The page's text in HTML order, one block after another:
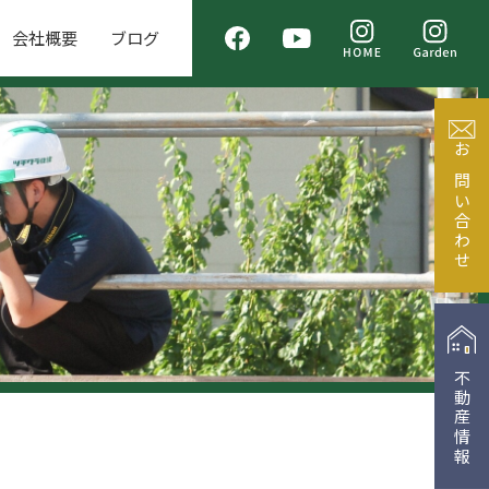
会社概要 ブログ
お問い合わせ
不動産情報